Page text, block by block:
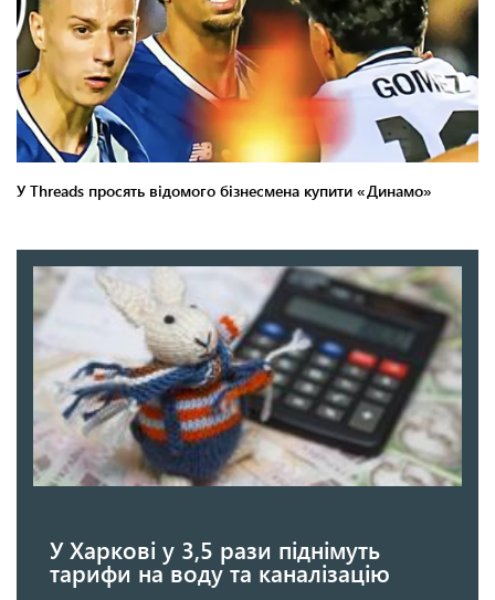
У Харкові у 3,5 рази піднімуть
тарифи на воду та каналізацію